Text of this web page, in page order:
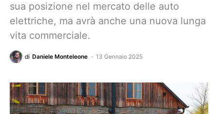
sua posizione nel mercato delle auto
elettriche, ma avrà anche una nuova lunga
vita commerciale.
di Daniele Monteleone 13 Gennaio 2025